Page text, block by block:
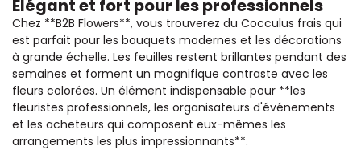
Élégant et fort pour les professionnels
Chez **B2B Flowers**, vous trouverez du Cocculus frais qui
est parfait pour les bouquets modernes et les décorations
à grande échelle. Les feuilles restent brillantes pendant des
semaines et forment un magnifique contraste avec les
fleurs colorées. Un élément indispensable pour **les
fleuristes professionnels, les organisateurs d'événements
et les acheteurs qui composent eux-mêmes les
arrangements les plus impressionnants**.